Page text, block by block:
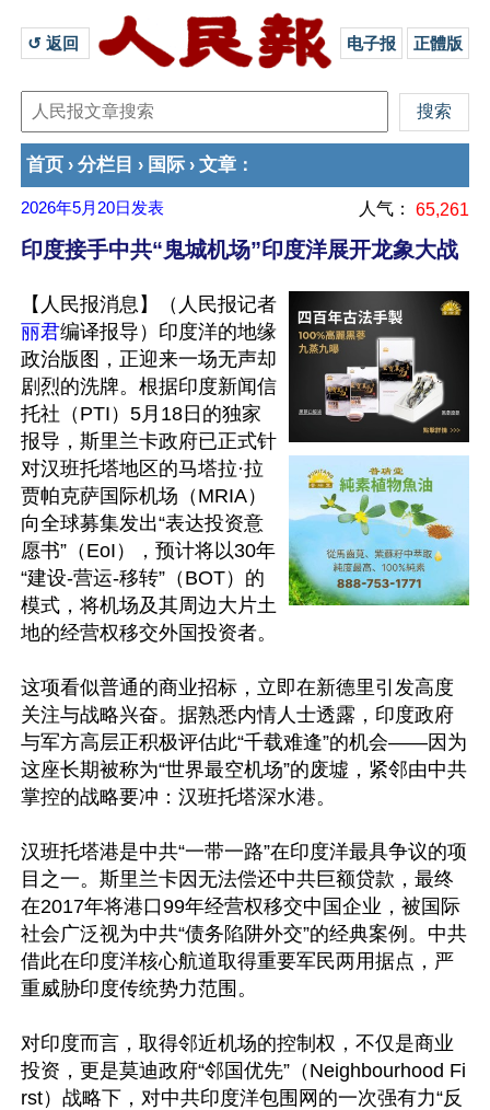
↺ 返回 电子报 正體版
首页 › 分栏目 › 国际 › 文章 ：
2026年5月20日 发表 人气： 65,261
印度接手中共“鬼城机场”印度洋展开龙象大战
【人民报消息】（人民报记者
丽君编译报导）印度洋的地缘
政治版图，正迎来一场无声却
剧烈的洗牌。根据印度新闻信
托社（PTI）5月18日的独家
报导，斯里兰卡政府已正式针
对汉班托塔地区的马塔拉·拉
贾帕克萨国际机场（MRIA）
向全球募集发出“表达投资意
愿书”（EoI），预计将以30年
“建设-营运-移转”（BOT）的
模式，将机场及其周边大片土
地的经营权移交外国投资者。
这项看似普通的商业招标，立即在新德里引发高度
关注与战略兴奋。据熟悉内情人士透露，印度政府
与军方高层正积极评估此“千载难逢”的机会——因为
这座长期被称为“世界最空机场”的废墟，紧邻由中共
掌控的战略要冲：汉班托塔深水港。
汉班托塔港是中共“一带一路”在印度洋最具争议的项
目之一。斯里兰卡因无法偿还中共巨额贷款，最终
在2017年将港口99年经营权移交中国企业，被国际
社会广泛视为中共“债务陷阱外交”的经典案例。中共
借此在印度洋核心航道取得重要军民两用据点，严
重威胁印度传统势力范围。
对印度而言，取得邻近机场的控制权，不仅是商业
投资，更是莫迪政府“邻国优先”（Neighbourhood Fi
rst）战略下，对中共印度洋包围网的一次强有力“反